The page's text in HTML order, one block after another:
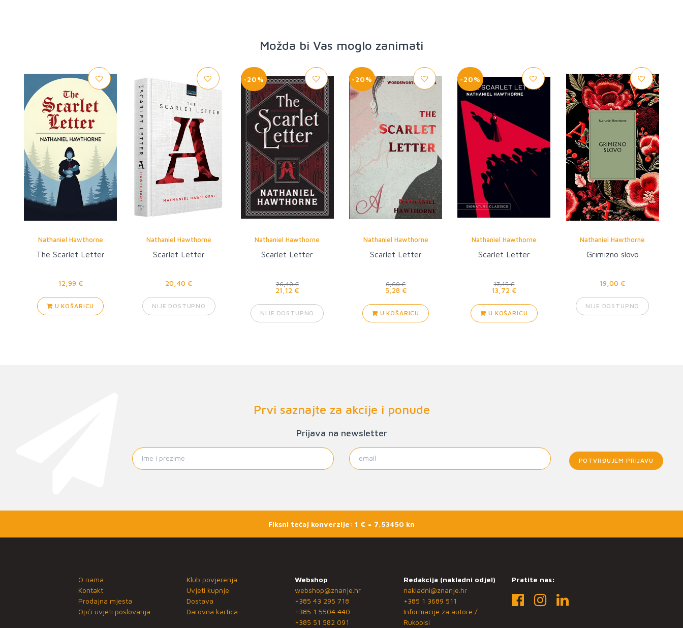
Možda bi Vas moglo zanimati
Nathaniel Hawthorne
The Scarlet Letter
12,99 €
U KOŠARICU
Nathaniel Hawthorne
Scarlet Letter
20,40 €
NIJE DOSTUPNO
-20%
Nathaniel Hawthorne
Scarlet Letter
26,40 €
21,12 €
NIJE DOSTUPNO
-20%
Nathaniel Hawthorne
Scarlet Letter
6,60 €
5,28 €
U KOŠARICU
-20%
Nathaniel Hawthorne
Scarlet Letter
17,15 €
13,72 €
U KOŠARICU
Nathaniel Hawthorne
Grimizno slovo
19,00 €
NIJE DOSTUPNO
Prvi saznajte za akcije i ponude
Prijava na newsletter
POTVRĐUJEM PRIJAVU
Fiksni tečaj konverzije: 1 € = 7,53450 kn
O nama
Kontakt
Prodajna mjesta
Opći uvjeti poslovanja
Klub povjerenja
Uvjeti kupnje
Dostava
Darovna kartica
Webshop
webshop@znanje.hr
+385 43 295 718
+385 1 5504 440
+385 51 582 091
Redakcija (nakladni odjel)
nakladni@znanje.hr
+385 1 3689 511
Informacije za autore /
Rukopisi
Pratite nas: